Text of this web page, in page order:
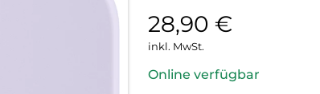
28,90 €
inkl. MwSt.
Online verfügbar